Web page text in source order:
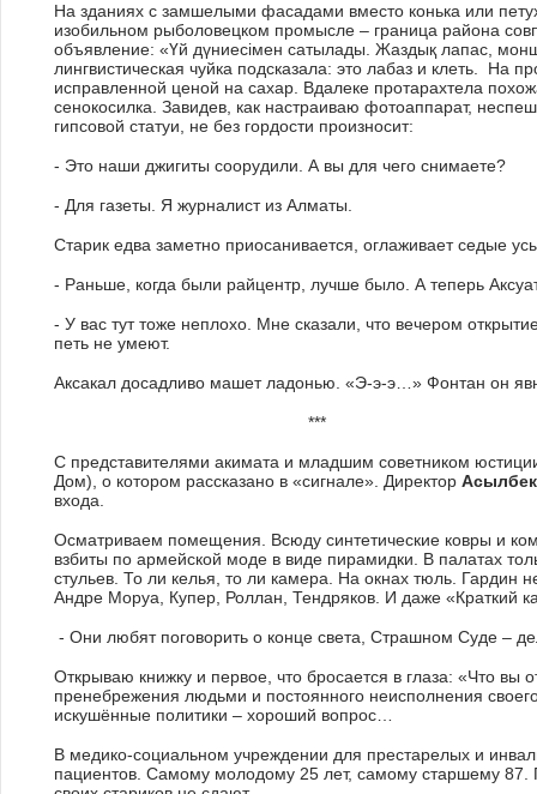
На зданиях с замшелыми фасадами вместо конька или
изобильном рыболовецком промысле – граница района
объявление: «Үй дүниесiмен сатылады. Жаздық лапас,
лингвистическая чуйка подсказала: это лабаз и клеть. На
исправленной ценой на сахар. Вдалеке протарахтела
сенокосилка. Завидев, как настраиваю фотоаппарат,
гипсовой статуи, не без гордости произносит:
- Это наши джигиты соорудили. А вы для чего снимаете?
- Для газеты. Я журналист из Алматы.
Старик едва заметно приосанивается, оглаживает седые
- Раньше, когда были райцентр, лучше было. А теперь
- У вас тут тоже неплохо. Мне сказали, что вечером
петь не умеют.
Аксакал досадливо машет ладонью. «Э-э-э…» Фонтан он
***
С представителями акимата и младшим советником
Дом), о котором рассказано в «сигнале». Директор
входа.
Осматриваем помещения. Всюду синтетические ковры и
взбиты по армейской моде в виде пирамидки. В палатах
стульев. То ли келья, то ли камера. На окнах тюль. Гардин
Андре Моруа, Купер, Роллан, Тендряков. И даже «Краткий
- Они любят поговорить о конце света, Страшном Суде –
Открываю книжку и первое, что бросается в глаза: «Что вы
пренебрежения людьми и постоянного неисполнения
искушённые политики – хороший вопрос…
В медико-социальном учреждении для престарелых и
пациентов. Самому молодому 25 лет, самому старшему 87.